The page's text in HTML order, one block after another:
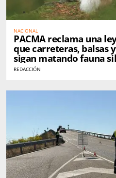
NACIONAL
PACMA reclama una
que carreteras, balsas
sigan matando fauna
REDACCIÓN